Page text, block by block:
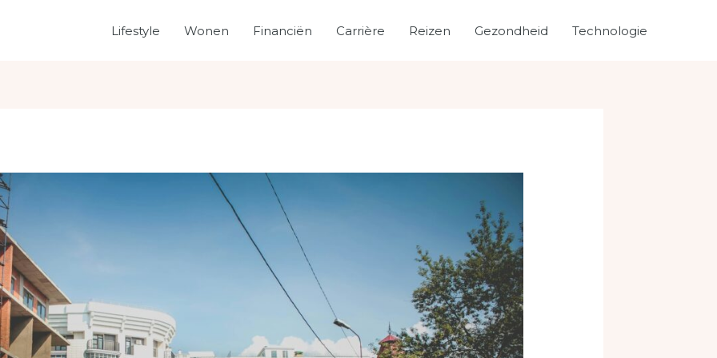
Lifestyle Wonen Financiën Carrière Reizen Gezondheid Technologie